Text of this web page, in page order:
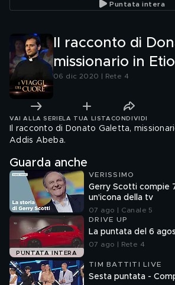
Puntata intera
Il racconto di
missionario in
06 dic 2020 | Rete 4
VAI ALLA SERIE LA TUA LISTA CONDIVIDI
Il racconto di Donato Galetta,
Addis Abeba.
Guarda anche
VERISSIMO
Gerry Scotti compie
un'icona della tv
07 ago | Canale 5
PUNTATA INTERA
DRIVE UP
La puntata del 6
07 ago | Rete 4
TIM BATTITI LIVE
Sesta puntata -